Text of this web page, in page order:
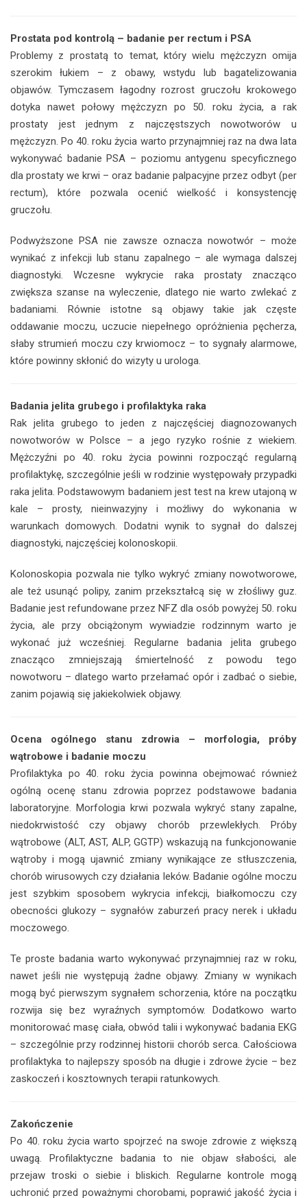
Prostata pod kontrolą – badanie per rectum i PSA
Problemy z prostatą to temat, który wielu mężczyzn omija
szerokim łukiem – z obawy, wstydu lub bagatelizowania
objawów. Tymczasem łagodny rozrost gruczołu krokowego
dotyka nawet połowy mężczyzn po 50. roku życia, a rak
prostaty jest jednym z najczęstszych nowotworów u
mężczyzn. Po 40. roku życia warto przynajmniej raz na dwa lata
wykonywać badanie PSA – poziomu antygenu specyficznego
dla prostaty we krwi – oraz badanie palpacyjne przez odbyt (per
rectum), które pozwala ocenić wielkość i konsystencję
gruczołu.
Podwyższone PSA nie zawsze oznacza nowotwór – może
wynikać z infekcji lub stanu zapalnego – ale wymaga dalszej
diagnostyki. Wczesne wykrycie raka prostaty znacząco
zwiększa szanse na wyleczenie, dlatego nie warto zwlekać z
badaniami. Równie istotne są objawy takie jak częste
oddawanie moczu, uczucie niepełnego opróżnienia pęcherza,
słaby strumień moczu czy krwiomocz – to sygnały alarmowe,
które powinny skłonić do wizyty u urologa.
Badania jelita grubego i profilaktyka raka
Rak jelita grubego to jeden z najczęściej diagnozowanych
nowotworów w Polsce – a jego ryzyko rośnie z wiekiem.
Mężczyźni po 40. roku życia powinni rozpocząć regularną
profilaktykę, szczególnie jeśli w rodzinie występowały przypadki
raka jelita. Podstawowym badaniem jest test na krew utajoną w
kale – prosty, nieinwazyjny i możliwy do wykonania w
warunkach domowych. Dodatni wynik to sygnał do dalszej
diagnostyki, najczęściej kolonoskopii.
Kolonoskopia pozwala nie tylko wykryć zmiany nowotworowe,
ale też usunąć polipy, zanim przekształcą się w złośliwy guz.
Badanie jest refundowane przez NFZ dla osób powyżej 50. roku
życia, ale przy obciążonym wywiadzie rodzinnym warto je
wykonać już wcześniej. Regularne badania jelita grubego
znacząco zmniejszają śmiertelność z powodu tego
nowotworu – dlatego warto przełamać opór i zadbać o siebie,
zanim pojawią się jakiekolwiek objawy.
Ocena ogólnego stanu zdrowia – morfologia, próby
wątrobowe i badanie moczu
Profilaktyka po 40. roku życia powinna obejmować również
ogólną ocenę stanu zdrowia poprzez podstawowe badania
laboratoryjne. Morfologia krwi pozwala wykryć stany zapalne,
niedokrwistość czy objawy chorób przewlekłych. Próby
wątrobowe (ALT, AST, ALP, GGTP) wskazują na funkcjonowanie
wątroby i mogą ujawnić zmiany wynikające ze stłuszczenia,
chorób wirusowych czy działania leków. Badanie ogólne moczu
jest szybkim sposobem wykrycia infekcji, białkomoczu czy
obecności glukozy – sygnałów zaburzeń pracy nerek i układu
moczowego.
Te proste badania warto wykonywać przynajmniej raz w roku,
nawet jeśli nie występują żadne objawy. Zmiany w wynikach
mogą być pierwszym sygnałem schorzenia, które na początku
rozwija się bez wyraźnych symptomów. Dodatkowo warto
monitorować masę ciała, obwód talii i wykonywać badania EKG
– szczególnie przy rodzinnej historii chorób serca. Całościowa
profilaktyka to najlepszy sposób na długie i zdrowe życie – bez
zaskoczeń i kosztownych terapii ratunkowych.
Zakończenie
Po 40. roku życia warto spojrzeć na swoje zdrowie z większą
uwagą. Profilaktyczne badania to nie objaw słabości, ale
przejaw troski o siebie i bliskich. Regularne kontrole mogą
uchronić przed poważnymi chorobami, poprawić jakość życia i